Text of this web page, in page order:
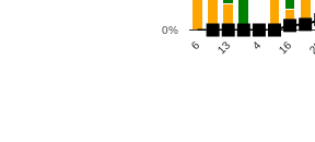
6 13 4 16
0%